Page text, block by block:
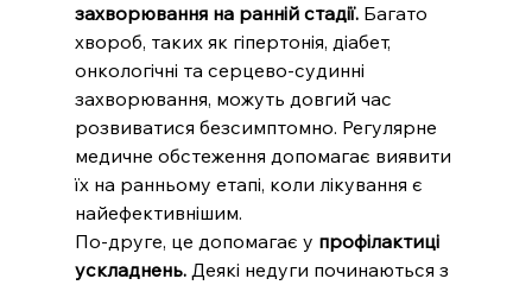
захворювання на ранній стадії. Багато
хвороб, таких як гіпертонія, діабет,
онкологічні та серцево-судинні
захворювання, можуть довгий час
розвиватися безсимптомно. Регулярне
медичне обстеження допомагає виявити
їх на ранньому етапі, коли лікування є
найефективнішим.
По-друге, це допомагає у профілактиці
ускладнень. Деякі недуги починаються з